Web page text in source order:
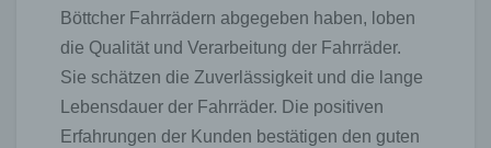
Böttcher Fahrrädern abgegeben haben, loben
die Qualität und Verarbeitung der Fahrräder.
Sie schätzen die Zuverlässigkeit und die lange
Lebensdauer der Fahrräder. Die positiven
Erfahrungen der Kunden bestätigen den guten